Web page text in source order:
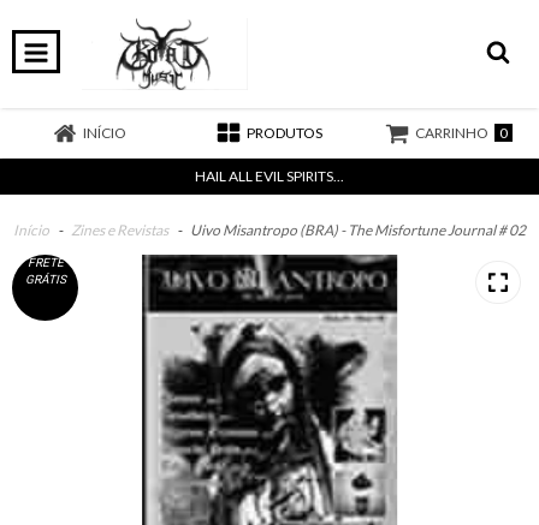
INÍCIO PRODUTOS CARRINHO 0
HAIL ALL EVIL SPIRITS...
Início - Zines e Revistas - Uivo Misantropo (BRA) - The Misfortune Journal # 02
FRETE
GRÁTIS